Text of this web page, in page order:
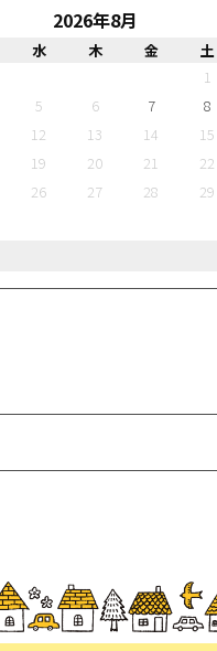
2026年8月
水 木 金 土
1
5 6 7 8
12 13 14 15
19 20 21 22
26 27 28 29